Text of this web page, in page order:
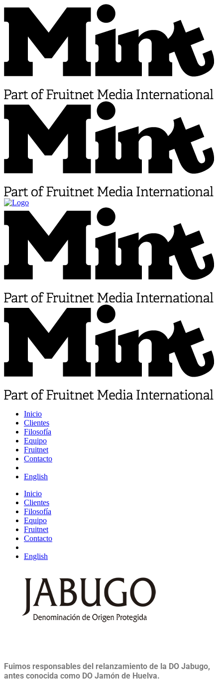
Inicio
Clientes
Filosofía
Equipo
Fruitnet
Contacto
English
Inicio
Clientes
Filosofía
Equipo
Fruitnet
Contacto
English
Fuimos responsables del relanzamiento de la DO Jabugo,
antes conocida como DO Jamón de Huelva.